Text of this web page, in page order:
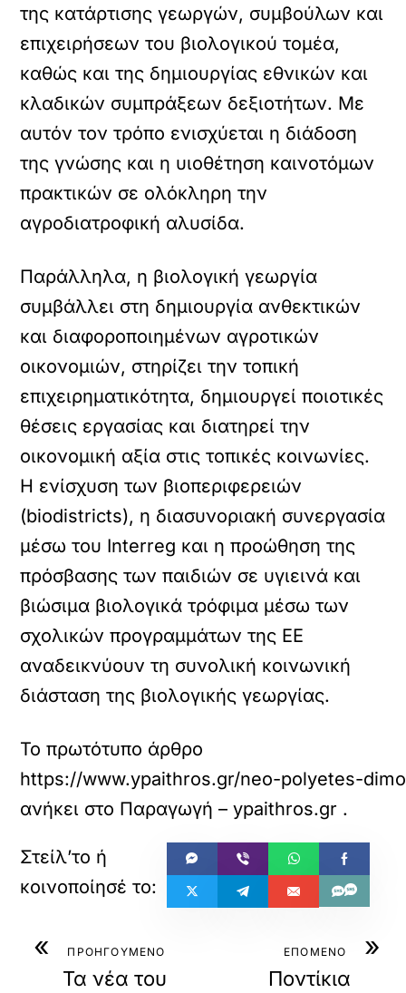
της κατάρτισης γεωργών, συμβούλων και
επιχειρήσεων του βιολογικού τομέα,
καθώς και της δημιουργίας εθνικών και
κλαδικών συμπράξεων δεξιοτήτων. Με
αυτόν τον τρόπο ενισχύεται η διάδοση
της γνώσης και η υιοθέτηση καινοτόμων
πρακτικών σε ολόκληρη την
αγροδιατροφική αλυσίδα.
Παράλληλα, η βιολογική γεωργία
συμβάλλει στη δημιουργία ανθεκτικών
και διαφοροποιημένων αγροτικών
οικονομιών, στηρίζει την τοπική
επιχειρηματικότητα, δημιουργεί ποιοτικές
θέσεις εργασίας και διατηρεί την
οικονομική αξία στις τοπικές κοινωνίες.
Η ενίσχυση των βιοπεριφερειών
(biodistricts), η διασυνοριακή συνεργασία
μέσω του Interreg και η προώθηση της
πρόσβασης των παιδιών σε υγιεινά και
βιώσιμα βιολογικά τρόφιμα μέσω των
σχολικών προγραμμάτων της ΕΕ
αναδεικνύουν τη συνολική κοινωνική
διάσταση της βιολογικής γεωργίας.
Το πρωτότυπο άρθρο
https://www.ypaithros.gr/neo-polyetes-
ανήκει στο Παραγωγή – ypaithros.gr .
« ΠΡΟΗΓΟΥΜΕΝΟ
Τα νέα του
»
ΕΠΟΜΕΝΟ
Ποντίκια